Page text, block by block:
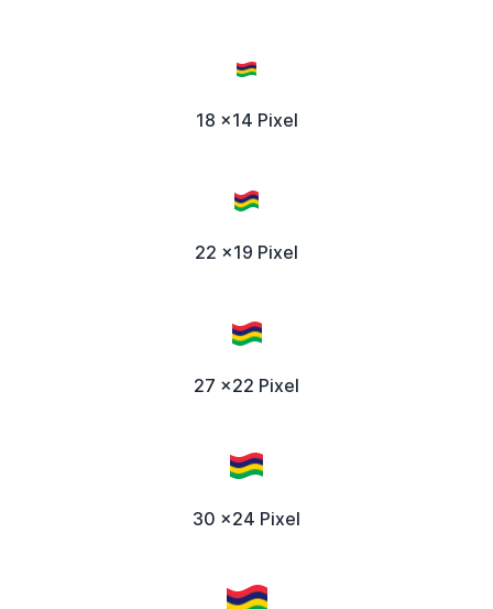
18 x14 Pixel
22 x19 Pixel
27 x22 Pixel
30 x24 Pixel